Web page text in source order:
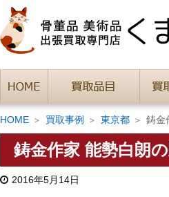
HOME 買取事例 東京都 鋳金
鋳金作家 能勢白朗
2016年5月14日